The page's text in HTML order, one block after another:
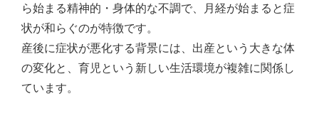
ら始まる精神的・身体的な不調で、月経が始まると症
状が和らぐのが特徴です。
産後に症状が悪化する背景には、出産という大きな体
の変化と、育児という新しい生活環境が複雑に関係し
ています。